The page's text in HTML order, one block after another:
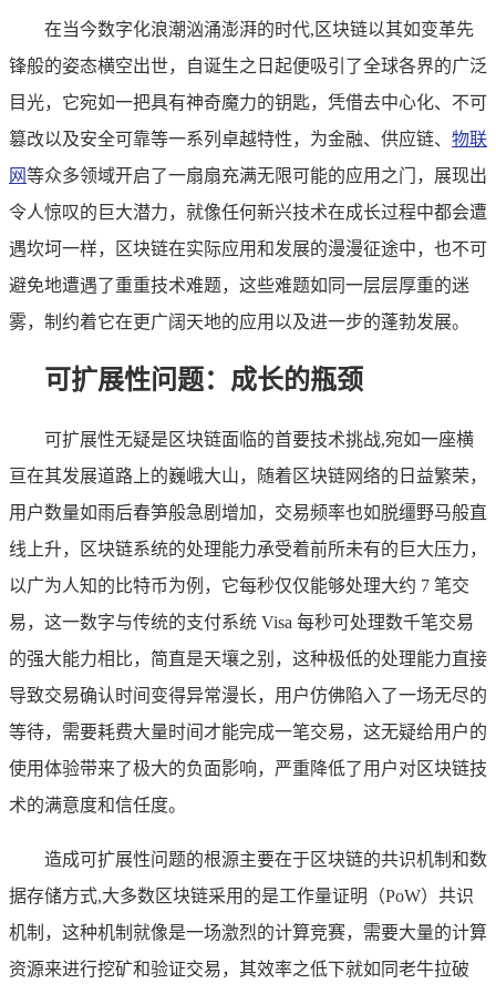
在当今数字化浪潮汹涌澎湃的时代,区块链以其如变革先
锋般的姿态横空出世，自诞生之日起便吸引了全球各界的广泛
目光，它宛如一把具有神奇魔力的钥匙，凭借去中心化、不可
篡改以及安全可靠等一系列卓越特性，为金融、供应链、 物联
网等众多领域开启了一扇扇充满无限可能的应用之门，展现出
令人惊叹的巨大潜力，就像任何新兴技术在成长过程中都会遭
遇坎坷一样，区块链在实际应用和发展的漫漫征途中，也不可
避免地遭遇了重重技术难题，这些难题如同一层层厚重的迷
雾，制约着它在更广阔天地的应用以及进一步的蓬勃发展。
可扩展性问题：成长的瓶颈
可扩展性无疑是区块链面临的首要技术挑战,宛如一座横
亘在其发展道路上的巍峨大山，随着区块链网络的日益繁荣，
用户数量如雨后春笋般急剧增加，交易频率也如脱缰野马般直
线上升，区块链系统的处理能力承受着前所未有的巨大压力，
以广为人知的比特币为例，它每秒仅仅能够处理大约 7 笔交
易，这一数字与传统的支付系统 Visa 每秒可处理数千笔交易
的强大能力相比，简直是天壤之别，这种极低的处理能力直接
导致交易确认时间变得异常漫长，用户仿佛陷入了一场无尽的
等待，需要耗费大量时间才能完成一笔交易，这无疑给用户的
使用体验带来了极大的负面影响，严重降低了用户对区块链技
术的满意度和信任度。
造成可扩展性问题的根源主要在于区块链的共识机制和数
据存储方式,大多数区块链采用的是工作量证明（PoW）共识
机制，这种机制就像是一场激烈的计算竞赛，需要大量的计算
资源来进行挖矿和验证交易，其效率之低下就如同老牛拉破